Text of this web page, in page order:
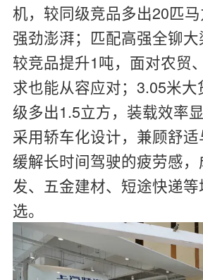
机，较同级竞品多出20匹
强劲澎湃；匹配高强全铆
较竞品提升1吨，面对农贸
求也能从容应对；3.05米大
级多出1.5立方，装载效率
采用轿车化设计，兼顾舒
缓解长时间驾驶的疲劳感
发、五金建材、短途快递
选。